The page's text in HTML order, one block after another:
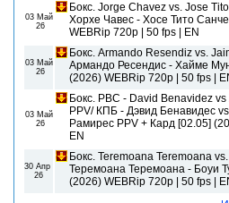
03 Май
26
Бокс. Jorge Chavez vs. Jose
Хорхе Чавес - Хосе Тито
WEBRip 720р | 50 fps | EN
03 Май
26
Бокс. Armando Resendiz vs.
Армандо Ресендис - Хайме
(2026) WEBRip 720р | 50 fps |
03 Май
26
Бокс. PBC - David Benavidez
PPV/ КПБ - Дэвид Бенавидес
Рамирес PPV + Кард [02.05]
EN
30 Апр
26
Бокс. Teremoana Teremoana
Теремоана Теремоана - Боуи
(2026) WEBRip 720р | 50 fps |